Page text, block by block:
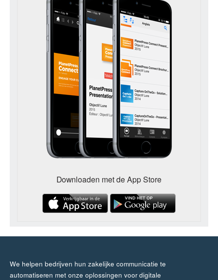
Downloaden met de App Store
We helpen bedrijven hun zakelijke communicatie te
automatiseren met onze oplossingen voor digitale